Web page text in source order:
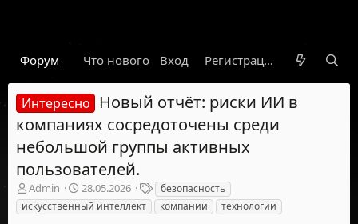
Форум Что нового Гарант Новости
Вход Регистрация
Интересно
Новый отчёт: риски ИИ в
компаниях сосредоточены среди
небольшой группы активных
пользователей.
А
в
т
Admin
Д
а
т
28.05.2026
Т
е
г
безопасность
искусственный интеллект
компании технологии